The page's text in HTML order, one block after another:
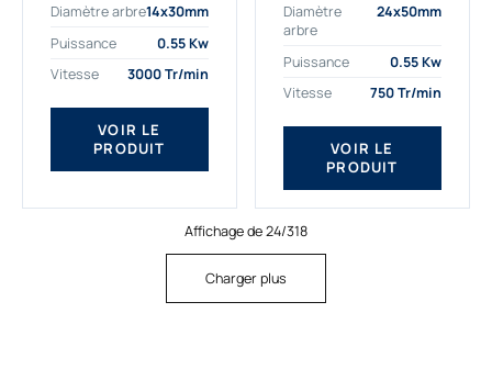
vos applications les
plus exigeantes.
triphasé 0.55
kw Gamak...
Diamètre arbre14x30mm
Puissance
0.55 Kw
Vitesse
3000 Tr/min
VOIR LE
PRODUIT
adapté à toutes les
applications. Nous
déterminons,
fournissons
des moteurs
asynchrones depuis
Diamètre
arbre
24x50mm
Puissance
0.55 Kw
Vitesse
750 Tr/min
VOIR LE
PRODUIT
Affichage de 24/318
Charger plus